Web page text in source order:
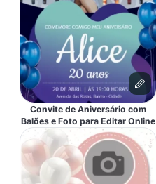
Convite de Aniversário com
Balões e Foto para Editar Online